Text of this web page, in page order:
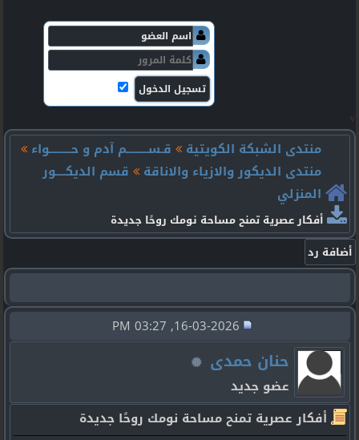
منتدى الشبكة الكويتية
قـســـــــــم آدم و حـــــــــواء
منتدى الديكور والازياء والاناقة
قسم الديكــــور
المنزلي
أفكار عصرية تمنح مساحة نومك روحًا جديدة
حنان حمدى
عضو جديد
أفكار عصرية تمنح مساحة نومك روحًا جديدة